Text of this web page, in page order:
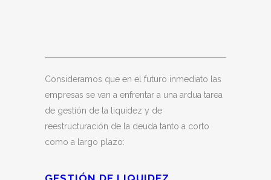
Consideramos que en el futuro inmediato las
empresas se van a enfrentar a una ardua tarea
de gestión de la liquidez y de
reestructuración de la deuda tanto a corto
como a largo plazo: